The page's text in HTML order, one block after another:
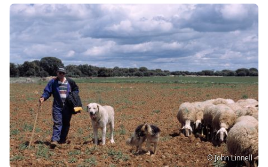
Image
Copyright
© John Linnell